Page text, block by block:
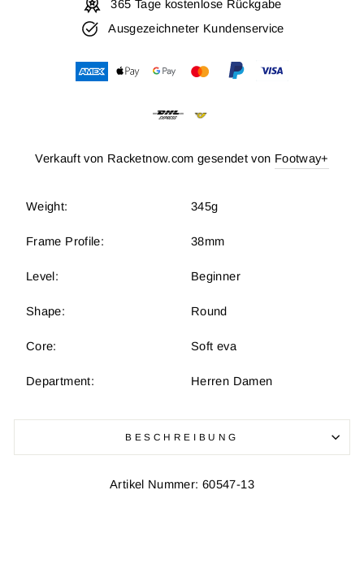
365 Tage kostenlose Rückgabe
Ausgezeichneter Kundenservice
Verkauft von Racketnow.com gesendet von Footway+
Weight: 345g
Frame Profile: 38mm
Level: Beginner
Shape: Round
Core: Soft eva
Department: Herren Damen
BESCHREIBUNG
Artikel Nummer: 60547-13